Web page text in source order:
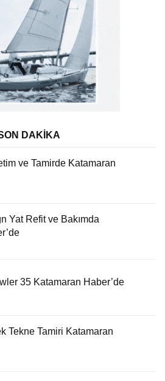
DAKİKA
ve Tamirde Katamaran
Yat Refit ve Bakımda
35 Katamaran Haber’de
Tekne Tamiri Katamaran